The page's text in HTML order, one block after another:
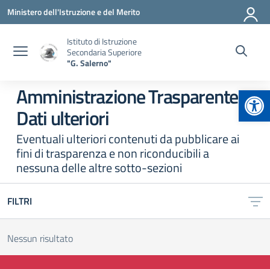
Vai ai contenuti
Vai al menu di navigazione
Vai al footer
Ministero dell'Istruzione e del Merito
Istituto di Istruzione
Secondaria Superiore
"G. Salerno"
Amministrazione Trasparente:
Dati ulteriori
Eventuali ulteriori contenuti da pubblicare ai
fini di trasparenza e non riconducibili a
nessuna delle altre sotto-sezioni
FILTRI
Nessun risultato